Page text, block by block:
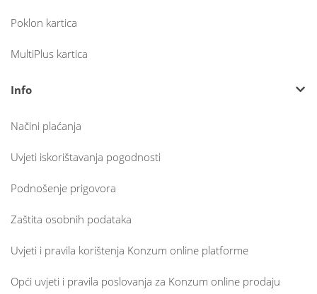
Poklon kartica
MultiPlus kartica
Info
Načini plaćanja
Uvjeti iskorištavanja pogodnosti
Podnošenje prigovora
Zaštita osobnih podataka
Uvjeti i pravila korištenja Konzum online platforme
Opći uvjeti i pravila poslovanja za Konzum online prodaju